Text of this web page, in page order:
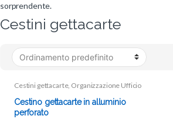
sorprendente.
Cestini gettacarte
Cestini gettacarte, Organizzazione Ufficio
Cestino gettacarte in alluminio
perforato